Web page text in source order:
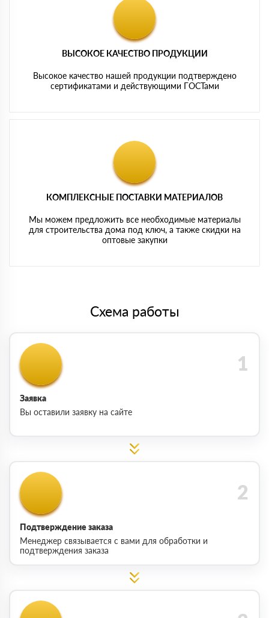
ВЫСОКОЕ КАЧЕСТВО ПРОДУКЦИИ
Высокое качество нашей продукции подтверждено
сертификатами и действующими ГОСТами
КОМПЛЕКСНЫЕ ПОСТАВКИ МАТЕРИАЛОВ
Мы можем предложить все необходимые материалы
для строительства дома под ключ, а также скидки на
оптовые закупки
Схема работы
Заявка
Вы оставили заявку на сайте
Подтверждение заказа
Менеджер связывается с вами для обработки и
подтверждения заказа